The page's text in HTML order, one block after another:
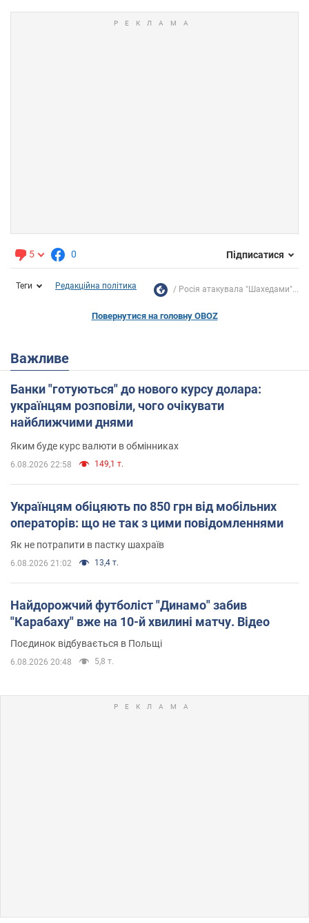
5 0 Підписатися
Теги Редакційна політика Росія атакувала "Шахедами"...
Повернутися на головну OBOZ
Важливе
Банки "готуються" до нового курсу долара:
українцям розповіли, чого очікувати
найближчими днями
Яким буде курс валюти в обмінниках
6.08.2026 22:58 149,1 т.
Українцям обіцяють по 850 грн від мобільних
операторів: що не так з цими повідомленнями
Як не потрапити в пастку шахраїв
6.08.2026 21:02 13,4 т.
Найдорожчий футболіст "Динамо" забив
"Карабаху" вже на 10-й хвилині матчу. Відео
Поєдинок відбувається в Польщі
6.08.2026 20:48 5,8 т.